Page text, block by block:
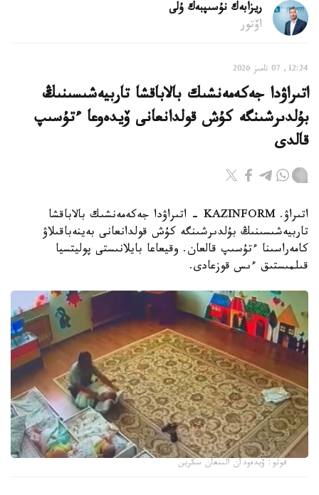
ريزابەك نۇسىپبەك ۇلى
اۆتور
12:24, 07 تامىز 2026
اتىراۋدا جەكەمەنشىك بالاباقشا تاربيەشىسىنىڭ
بۇلدىرشىنگە كۇش قولدانعانى ۆيدەوعا ءتۇسىپ
قالدى
اتىراۋ. KAZINFORM - اتىراۋدا جەكەمەنشىك بالاباقشا
تاربيەشىسىنىڭ بۇلدىرشىنگە كۇش قولدانعانى بەينەباقىلاۋ
كامەراسىنا ءتۇسىپ قالعان. وقيعاعا بايلانىستى پوليتسيا
قىلمىستىق ءىس قوزعادى.
فوتو: ۆيدەودان الىنعان سكرين